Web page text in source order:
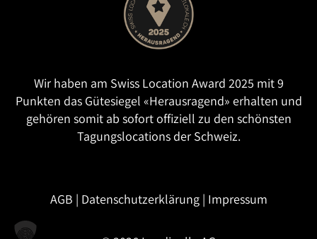
Wir haben am Swiss Location Award 2025 mit 9
Punkten das Gütesiegel «Herausragend» erhalten und
gehören somit ab sofort offiziell zu den schönsten
Tagungslocations der Schweiz.
AGB | Datenschutzerklärung| Impressum